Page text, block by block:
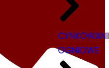
OGNIOWE